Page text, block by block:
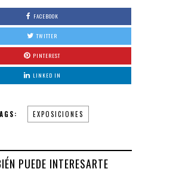
FACEBOOK
TWITTER
PINTEREST
LINKED IN
EXPOSICIONES
PUEDE INTERESARTE